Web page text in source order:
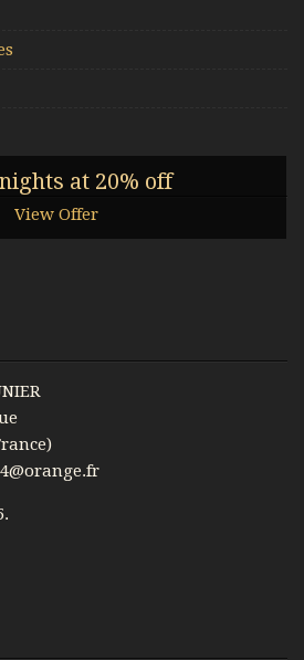
at 20% off
View Offer